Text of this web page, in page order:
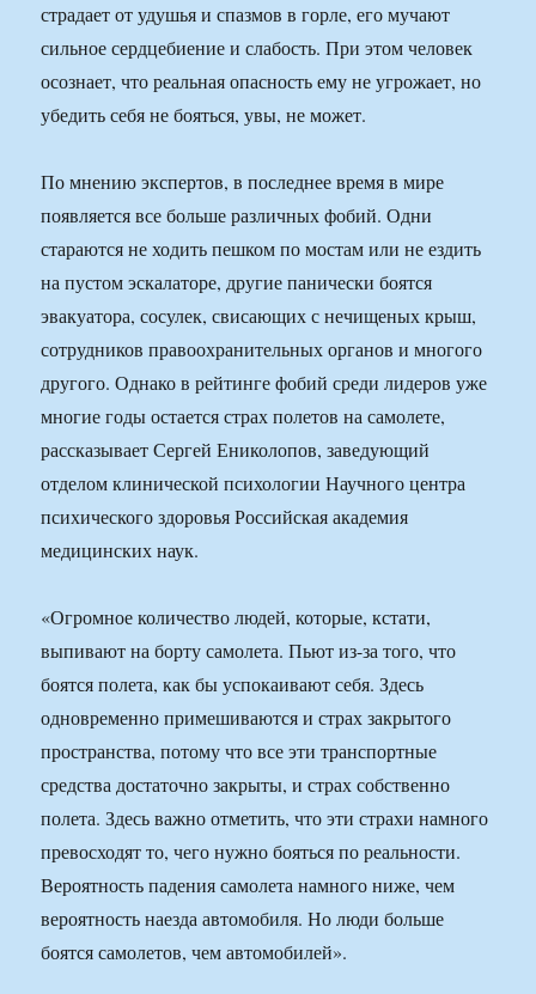
страдает от удушья и спазмов в горле, его мучают
сильное сердцебиение и слабость. При этом человек
осознает, что реальная опасность ему не угрожает, но
убедить себя не бояться, увы, не может.
По мнению экспертов, в последнее время в мире
появляется все больше различных фобий. Одни
стараются не ходить пешком по мостам или не ездить
на пустом эскалаторе, другие панически боятся
эвакуатора, сосулек, свисающих с нечищеных крыш,
сотрудников правоохранительных органов и многого
другого. Однако в рейтинге фобий среди лидеров уже
многие годы остается страх полетов на самолете,
рассказывает Сергей Ениколопов, заведующий
отделом клинической психологии Научного центра
психического здоровья Российская академия
медицинских наук.
«Огромное количество людей, которые, кстати,
выпивают на борту самолета. Пьют из-за того, что
боятся полета, как бы успокаивают себя. Здесь
одновременно примешиваются и страх закрытого
пространства, потому что все эти транспортные
средства достаточно закрыты, и страх собственно
полета. Здесь важно отметить, что эти страхи намного
превосходят то, чего нужно бояться по реальности.
Вероятность падения самолета намного ниже, чем
вероятность наезда автомобиля. Но люди больше
боятся самолетов, чем автомобилей».